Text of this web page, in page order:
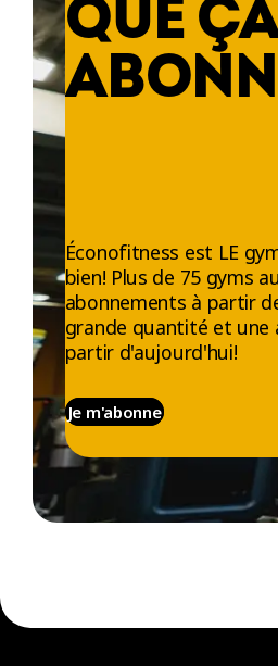
QUE
Éconofitness est LE
bien! Plus de 75 gyms
abonnements à partir
grande quantité et une
partir d'aujourd'hui!
Je m'abonne